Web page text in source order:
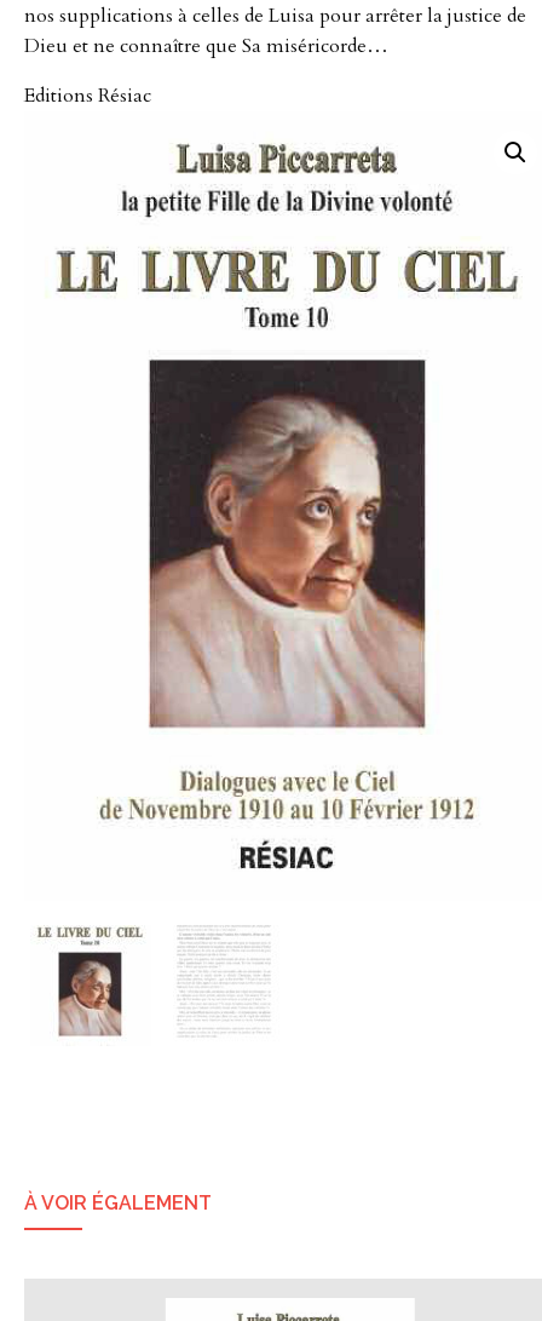
nos supplications à celles de Luisa pour arrêter la justice de
Dieu et ne connaître que Sa miséricorde…
Editions Résiac
À VOIR ÉGALEMENT